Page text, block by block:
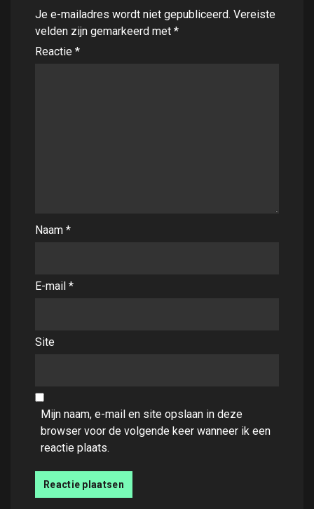
Je e-mailadres wordt niet gepubliceerd. Vereiste
velden zijn gemarkeerd met *
Reactie *
Naam *
E-mail *
Site
Mijn naam, e-mail en site opslaan in deze
browser voor de volgende keer wanneer ik een
reactie plaats.